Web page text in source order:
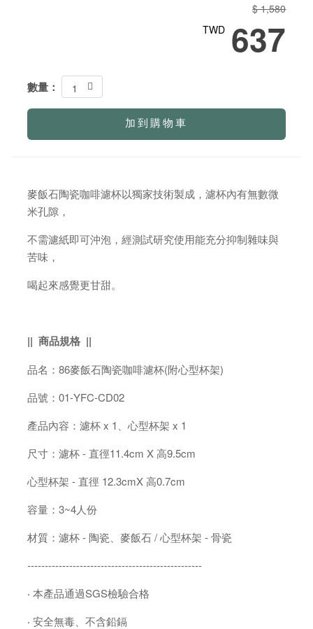
$ 1,580
TWD 637
數量： 1
加到購物車
麥飯石陶瓷咖啡濾杯以獨家技術製成，濾杯內有無數微
米孔隙，
不需濾紙即可沖泡，經測試研究使用能充分抑制雜味與
苦味，
喝起來感覺更甘甜。
|| 商品規格 ||
品名：86麥飯石陶瓷咖啡濾杯(附心型杯架)
品號：01-YFC-CD02
產品內容：濾杯 x 1、心型杯架 x 1
尺寸：濾杯 - 直徑11.4cm X 高9.5cm
心型杯架 - 直徑 12.3cmX 高0.7cm
容量：3~4人份
材質：濾杯 - 陶瓷、麥飯石 / 心型杯架 - 骨瓷
--------------------------------------------------
‧ 本產品通過SGS檢驗合格
‧ 安全無毒、不含鉛鎘